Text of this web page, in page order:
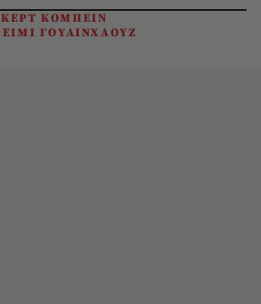
ΚΕΡΤ ΚΟΜΠΕΙΝ
ΕΙΜΙ ΓΟΥΑΙΝΧΑΟΥΖ